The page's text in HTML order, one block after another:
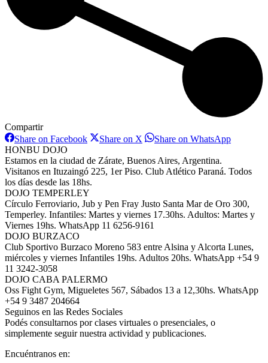
Compartir
Share on FacebookShare
Facebook
Share on X Share
X
Share on WhatsAppShare
HONBU DOJO
Estamos en la ciudad de Zárate, Buenos Aires, Argentina.
Visitanos en Ituzaingó 225, 1er Piso. Club Atlético Paraná. Todos
los días desde las 18hs.
DOJO TEMPERLEY
Círculo Ferroviario, Jub y Pen Fray Justo Santa Mar de Oro 300,
Temperley. Infantiles: Martes y viernes 17.30hs. Adultos: Martes y
Viernes 19hs. WhatsApp 11 6256-9161
DOJO BURZACO
Club Sportivo Burzaco Moreno 583 entre Alsina y Alcorta Lunes,
miércoles y viernes Infantiles 19hs. Adultos 20hs. WhatsApp +54 9
11 3242-3058
DOJO CABA PALERMO
Oss Fight Gym, Migueletes 567, Sábados 13 a 12,30hs. WhatsApp
+54 9 3487 204664
Seguinos en las Redes Sociales
Podés consultarnos por clases virtuales o presenciales, o
simplemente seguir nuestra actividad y publicaciones.
Encuéntranos en: